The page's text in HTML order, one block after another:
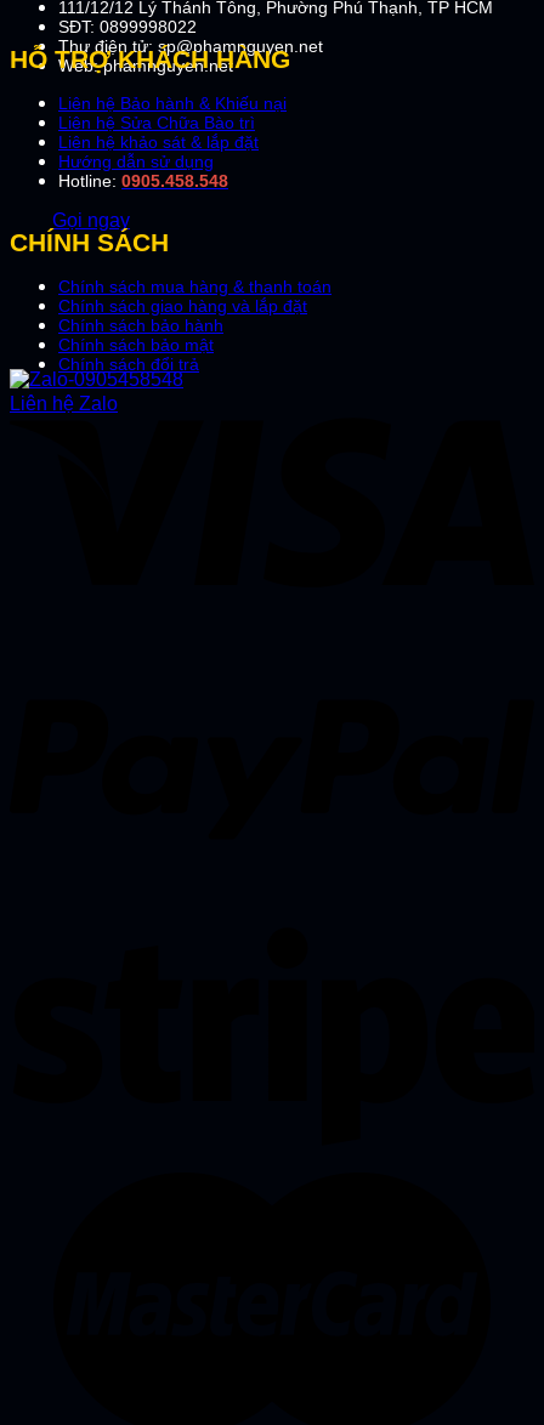
111/12/12 Lý Thánh Tông, Phường Phú Thạnh, TP HCM
SĐT: 0899998022
Thư điện tử: sp@phamnguyen.net
Web: phamnguyen.net
HỖ TRỢ KHÁCH HÀNG
Liên hệ Bảo hành & Khiếu nại
Liên hệ Sửa Chữa Bào trì
Liên hệ khảo sát & lắp đặt
Hướng dẫn sử dụng
Hotline: 0905.458.548
Gọi ngay
CHÍNH SÁCH
Chính sách mua hàng & thanh toán
Chính sách giao hàng và lắp đặt
Chính sách bảo hành
Chính sách bảo mật
Chính sách đổi trả
Liên hệ Zalo